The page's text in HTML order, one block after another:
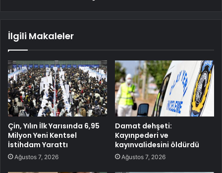
İlgili Makaleler
Çin, Yılın İlk Yarısında 6,95
Milyon Yeni Kentsel
İstihdam Yarattı
Ağustos 7, 2026
Damat dehşeti:
Kayınpederi ve
kayınvalidesini öldürdü
Ağustos 7, 2026